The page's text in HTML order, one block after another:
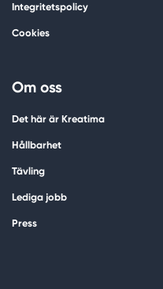
Integritetspolicy
Cookies
Om oss
Det här är Kreatima
Hållbarhet
Tävling
Lediga jobb
Press